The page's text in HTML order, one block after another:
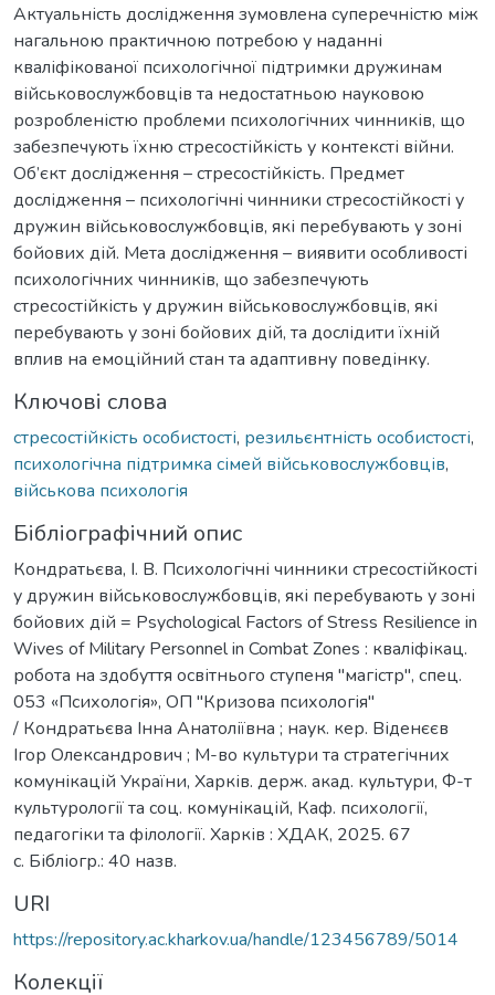
Актуальність дослідження зумовлена суперечністю між
нагальною практичною потребою у наданні
кваліфікованої психологічної підтримки дружинам
військовослужбовців та недостатньою науковою
розробленістю проблеми психологічних чинників, що
забезпечують їхню стресостійкість у контексті війни.
Об’єкт дослідження – стресостійкість. Предмет
дослідження – психологічні чинники стресостійкості у
дружин військовослужбовців, які перебувають у зоні
бойових дій. Мета дослідження – виявити особливості
психологічних чинників, що забезпечують
стресостійкість у дружин військовослужбовців, які
перебувають у зоні бойових дій, та дослідити їхній
вплив на емоційний стан та адаптивну поведінку.
Ключові слова
стресостійкість особистості, резильєнтність особистості,
психологічна підтримка сімей військовослужбовців,
військова психологія
Бібліографічний опис
Кондратьєва, І. В. Психологічні чинники стресостійкості
у дружин військовослужбовців, які перебувають у зоні
бойових дій = Psychological Factors of Stress Resilience in
Wives of Military Personnel in Combat Zones : кваліфікац.
робота на здобуття освітнього ступеня "магістр", спец.
053 «Психологія», ОП "Кризова психологія"
/ Кондратьєва Інна Анатоліївна ; наук. кер. Віденєєв
Ігор Олександрович ; М-во культури та стратегічних
комунікацій України, Харків. держ. акад. культури, Ф-т
культурології та соц. комунікацій, Каф. психології,
педагогіки та філології. Харків : ХДАК, 2025. 67
с. Бібліогр.: 40 назв.
URI
https://repository.ac.kharkov.ua/handle/123456789/5014
Колекції